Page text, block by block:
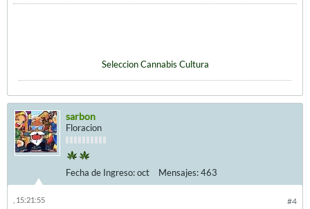
Seleccion Cannabis Cultura
sarbon
Floracion
Fecha de Ingreso:oct Mensajes:463
#4
, 15:21:55